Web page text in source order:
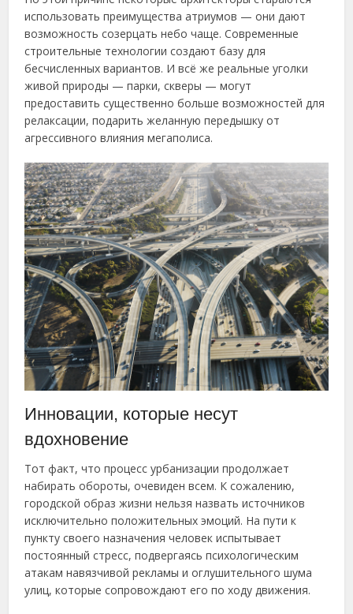
использовать преимущества атриумов — они дают
возможность созерцать небо чаще. Современные
строительные технологии создают базу для
бесчисленных вариантов. И всё же реальные уголки
живой природы — парки, скверы — могут
предоставить существенно больше возможностей для
релаксации, подарить желанную передышку от
агрессивного влияния мегаполиса.
Инновации, которые несут
вдохновение
Тот факт, что процесс урбанизации продолжает
набирать обороты, очевиден всем. К сожалению,
городской образ жизни нельзя назвать источников
исключительно положительных эмоций. На пути к
пункту своего назначения человек испытывает
постоянный стресс, подвергаясь психологическим
атакам навязчивой рекламы и оглушительного шума
улиц, которые сопровождают его по ходу движения.